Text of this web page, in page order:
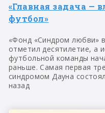
«Главная задача —
футбол»
«Фонд «Синдром любви»
отметил десятилетие, а
футбольной команды
раньше. Самая первая
синдромом Дауна
назад